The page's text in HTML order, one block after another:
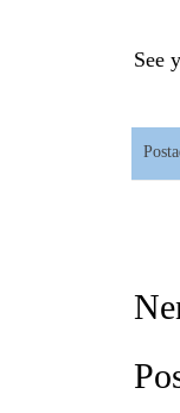
See